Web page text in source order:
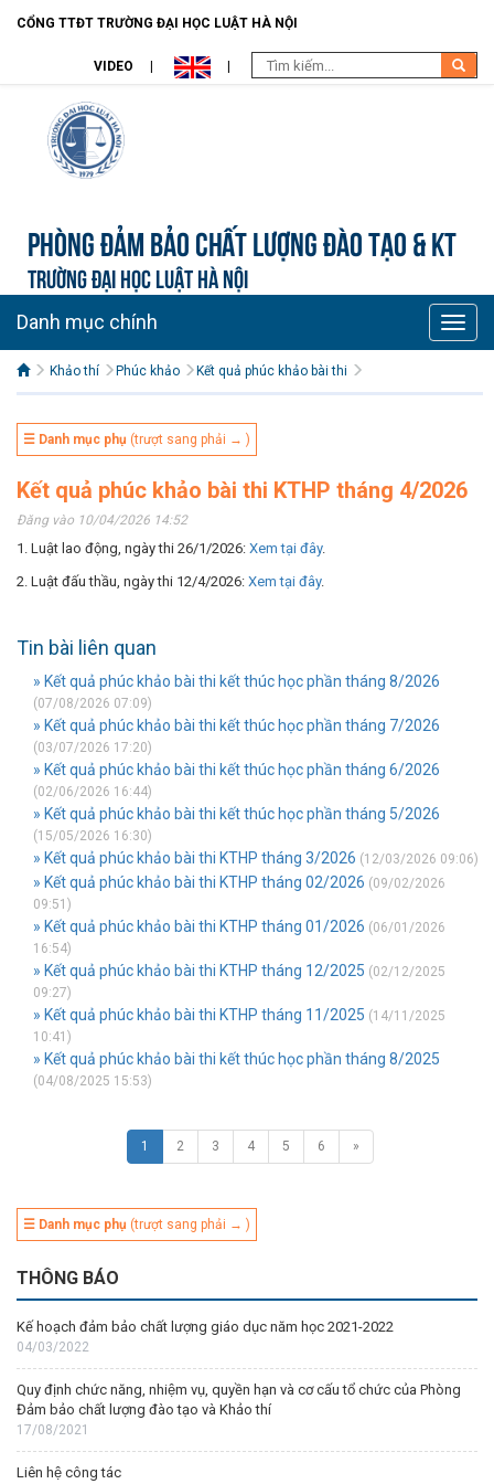
CỔNG TTĐT TRƯỜNG ĐẠI HỌC LUẬT HÀ NỘI
VIDEO
Phòng Đảm bảo chất lượng đào tạo & KT
TRƯỜNG ĐẠI HỌC LUẬT HÀ NỘI
Toggle
Danh mục chính
Khảo thí Phúc khảo Kết quả phúc khảo bài thi
☰ Danh mục phụ (trượt sang phải → )
Kết quả phúc khảo bài thi KTHP tháng 4/2026
Đăng vào 10/04/2026 14:52
1. Luật lao động, ngày thi 26/1/2026: Xem tại đây.
2. Luật đấu thầu, ngày thi 12/4/2026: Xem tại đây.
Tin bài liên quan
» Kết quả phúc khảo bài thi kết thúc học phần tháng 8/2026
(07/08/2026 07:09)
» Kết quả phúc khảo bài thi kết thúc học phần tháng 7/2026
(03/07/2026 17:20)
» Kết quả phúc khảo bài thi kết thúc học phần tháng 6/2026
(02/06/2026 16:44)
» Kết quả phúc khảo bài thi kết thúc học phần tháng 5/2026
(15/05/2026 16:30)
» Kết quả phúc khảo bài thi KTHP tháng 3/2026 (12/03/2026 09:06)
» Kết quả phúc khảo bài thi KTHP tháng 02/2026 (09/02/2026
09:51)
» Kết quả phúc khảo bài thi KTHP tháng 01/2026 (06/01/2026
16:54)
» Kết quả phúc khảo bài thi KTHP tháng 12/2025 (02/12/2025
09:27)
» Kết quả phúc khảo bài thi KTHP tháng 11/2025 (14/11/2025
10:41)
» Kết quả phúc khảo bài thi kết thúc học phần tháng 8/2025
(04/08/2025 15:53)
1 2 3 4 5 6 »
☰ Danh mục phụ (trượt sang phải → )
THÔNG BÁO
Kế hoạch đảm bảo chất lượng giáo dục năm học 2021-2022
04/03/2022
Quy định chức năng, nhiệm vụ, quyền hạn và cơ cấu tổ chức của Phòng
Đảm bảo chất lượng đào tạo và Khảo thí
17/08/2021
Liên hệ công tác